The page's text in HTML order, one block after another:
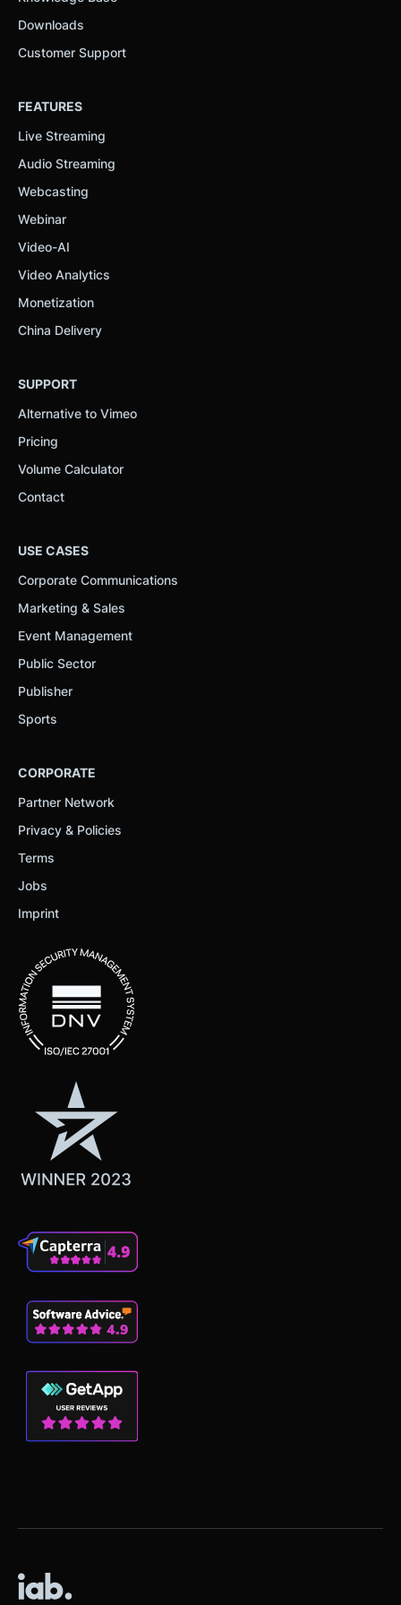
Downloads
Customer Support
FEATURES
Live Streaming
Audio Streaming
Webcasting
Webinar
Video-AI
Video Analytics
Monetization
China Delivery
SUPPORT
Alternative to Vimeo
Pricing
Volume Calculator
Contact
USE CASES
Corporate Communications
Marketing & Sales
Event Management
Public Sector
Publisher
Sports
CORPORATE
Partner Network
Privacy & Policies
Terms
Jobs
Imprint